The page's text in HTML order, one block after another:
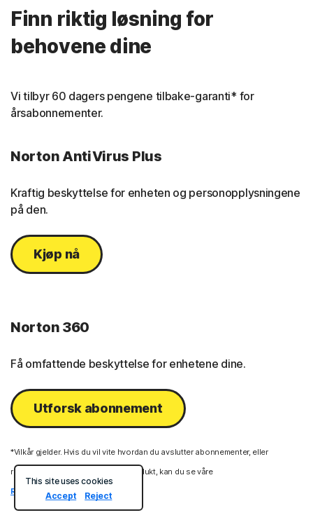
Finn riktig løsning for
behovene dine
Vi tilbyr 60 dagers pengene tilbake-garanti* for
årsabonnementer.
Norton AntiVirus Plus
Kraftig beskyttelse for enheten og personopplysningene
på den.
Kjøp nå
Norton 360
Få omfattende beskyttelse for enhetene dine.
Utforsk abonnement
*Vilkår gjelder. Hvis du vil vite hvordan du avslutter abonnementer, eller
returnerer og får refusjon for et produkt, kan du se våre
Retningslinjer for returer
This site uses cookies
Accept
Reject